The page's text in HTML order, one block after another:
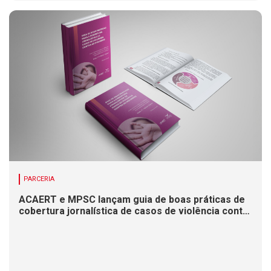
PARCERIA
ACAERT e MPSC lançam guia de boas práticas de
cobertura jornalística de casos de violência contra